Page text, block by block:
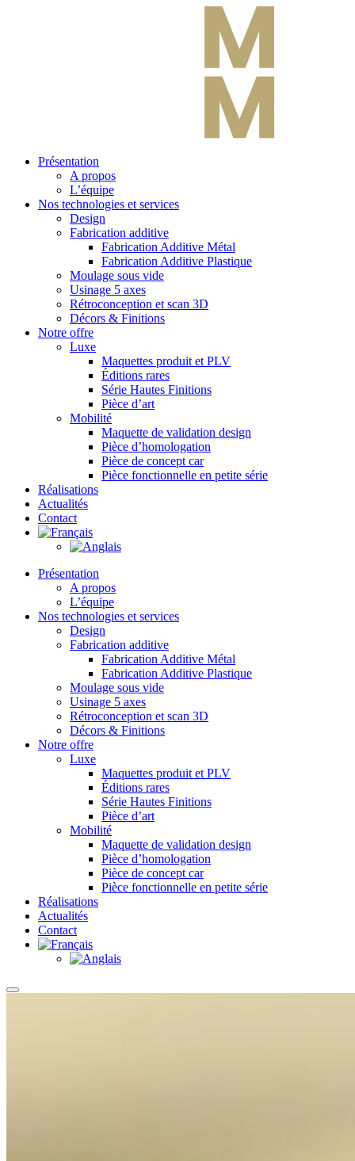
Présentation
A propos
L’équipe
Nos technologies et services
Design
Fabrication additive
Fabrication Additive Métal
Fabrication Additive Plastique
Moulage sous vide
Usinage 5 axes
Rétroconception et scan 3D
Décors & Finitions
Notre offre
Luxe
Maquettes produit et PLV
Éditions rares
Série Hautes Finitions
Pièce d’art
Mobilité
Maquette de validation design
Pièce d’homologation
Pièce de concept car
Pièce fonctionnelle en petite série
Réalisations
Actualités
Contact
Présentation
A propos
L’équipe
Nos technologies et services
Design
Fabrication additive
Fabrication Additive Métal
Fabrication Additive Plastique
Moulage sous vide
Usinage 5 axes
Rétroconception et scan 3D
Décors & Finitions
Notre offre
Luxe
Maquettes produit et PLV
Éditions rares
Série Hautes Finitions
Pièce d’art
Mobilité
Maquette de validation design
Pièce d’homologation
Pièce de concept car
Pièce fonctionnelle en petite série
Réalisations
Actualités
Contact